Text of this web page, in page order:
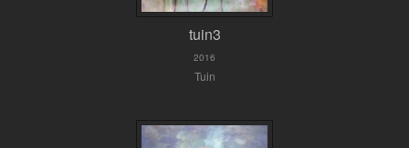
tuin3
2016
Tuin